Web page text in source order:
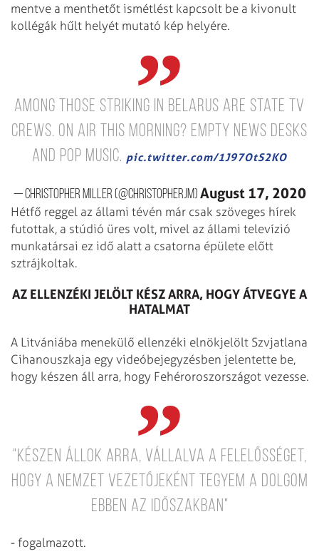
mentve a menthetőt ismétlést kapcsolt be a kivonult
kollégák hűlt helyét mutató kép helyére.
Among those striking in Belarus are state TV
crews. On air this morning? Empty news desks
and pop music. pic.twitter.com/1J97OtS2KO
— Christopher Miller (@ChristopherJM) August 17, 2020
Hétfő reggel az állami tévén már csak szöveges hírek
futottak, a stúdió üres volt, mivel az állami televízió
munkatársai ez idő alatt a csatorna épülete előtt
sztrájkoltak.
AZ ELLENZÉKI JELÖLT KÉSZ ARRA, HOGY ÁTVEGYE A
HATALMAT
A Litvániába menekülő ellenzéki elnökjelölt Szvjatlana
Cihanouszkaja egy videóbejegyzésben jelentette be,
hogy készen áll arra, hogy Fehéroroszországot vezesse.
"Készen állok arra, vállalva a felelősséget,
hogy A nemzet vezetőjeként tegyem a dolgom
ebben az időszakban"
- fogalmazott.